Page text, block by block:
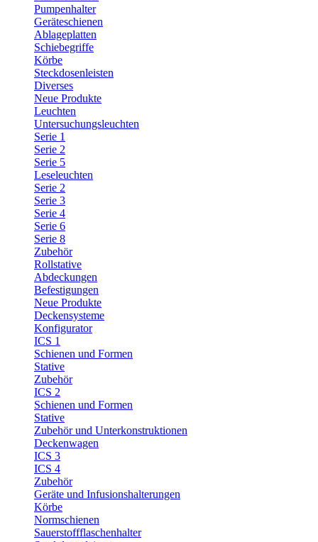
Pumpenhalter
Geräteschienen
Ablageplatten
Schiebegriffe
Körbe
Steckdosenleisten
Diverses
Neue Produkte
Leuchten
Untersuchungsleuchten
Serie 1
Serie 2
Serie 5
Leseleuchten
Serie 2
Serie 3
Serie 4
Serie 6
Serie 8
Zubehör
Rollstative
Abdeckungen
Befestigungen
Neue Produkte
Deckensysteme
Konfigurator
ICS 1
Schienen und Formen
Stative
Zubehör
ICS 2
Schienen und Formen
Stative
Zubehör und Unterkonstruktionen
Deckenwagen
ICS 3
ICS 4
Zubehör
Geräte und Infusionshalterungen
Körbe
Normschienen
Sauerstoffflaschenhalter